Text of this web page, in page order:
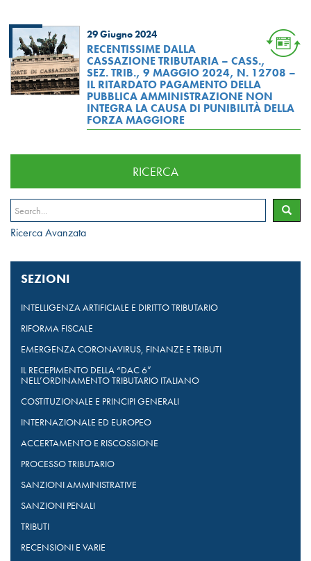
29 Giugno 2024
RECENTISSIME DALLA
CASSAZIONE TRIBUTARIA – CASS.,
SEZ. TRIB., 9 MAGGIO 2024, N. 12708 –
IL RITARDATO PAGAMENTO DELLA
PUBBLICA AMMINISTRAZIONE NON
INTEGRA LA CAUSA DI PUNIBILITÀ DELLA
FORZA MAGGIORE
RICERCA
Ricerca Avanzata
SEZIONI
INTELLIGENZA ARTIFICIALE E DIRITTO TRIBUTARIO
RIFORMA FISCALE
EMERGENZA CORONAVIRUS, FINANZE E TRIBUTI
IL RECEPIMENTO DELLA “DAC 6”
NELL’ORDINAMENTO TRIBUTARIO ITALIANO
COSTITUZIONALE E PRINCIPI GENERALI
INTERNAZIONALE ED EUROPEO
ACCERTAMENTO E RISCOSSIONE
PROCESSO TRIBUTARIO
SANZIONI AMMINISTRATIVE
SANZIONI PENALI
TRIBUTI
RECENSIONI E VARIE